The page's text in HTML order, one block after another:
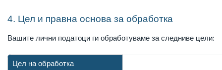
4. Цел и правна основа за обработка
Вашите лични податоци ги обработуваме за следниве цели:
Цел на обработка